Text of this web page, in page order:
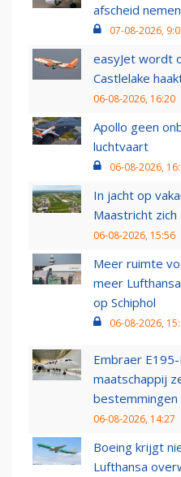
afscheid
07-08-2026,
easyJet wordt
Castlelake
06-08-2026, 16:20
Apollo geen
luchtvaart
06-08-2026,
In jacht op
Maastricht zich
06-08-2026, 15:56
Meer ruimte
meer
op Schiphol
06-08-2026,
Embraer
maatschappij
bestemmingen
06-08-2026, 14:27
Boeing krijgt
Lufthansa